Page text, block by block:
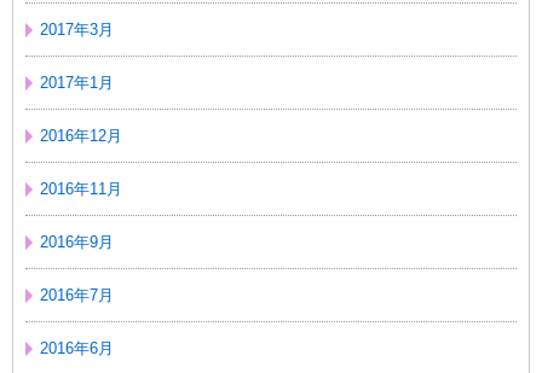
2017年3月
2017年1月
2016年12月
2016年11月
2016年9月
2016年7月
2016年6月